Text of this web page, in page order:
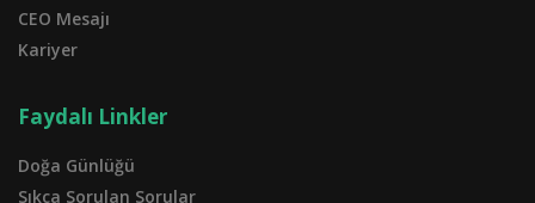
CEO Mesajı
Kariyer
Faydalı Linkler
Doğa Günlüğü
Sıkça Sorulan Sorular